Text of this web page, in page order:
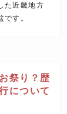
た近畿地方
す。
祭り？歴
について